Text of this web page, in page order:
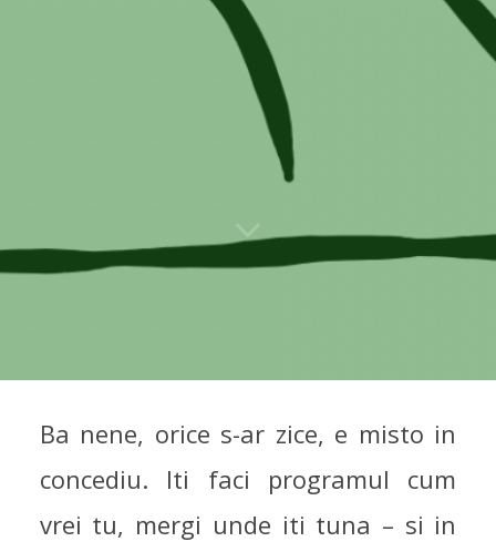
Ba nene, orice s-ar zice, e misto in
concediu. Iti faci programul cum
vrei tu, mergi unde iti tuna – si in